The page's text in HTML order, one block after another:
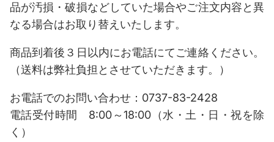
品が汚損・破損などしていた場合やご注文内容と異
なる場合はお取り替えいたします。
商品到着後３日以内にお電話にてご連絡ください。
（送料は弊社負担とさせていただきます。）
お電話でのお問い合わせ：0737-83-2428
電話受付時間 8:00～18:00（水・土・日・祝を除
く）